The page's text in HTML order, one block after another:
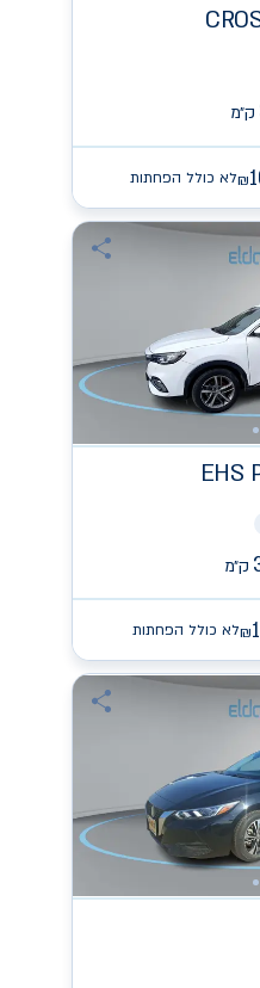
ק״מ
₪לא כולל הפחתות
EHS
ק״מ
₪לא כולל הפחתות